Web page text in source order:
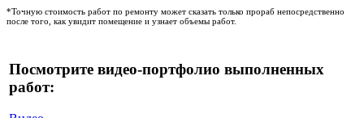
*Точную стоимость работ по ремонту может сказать только прораб непосредственно
после того, как увидит помещение и узнает объемы работ.
Посмотрите видео-портфолио выполненных
работ: